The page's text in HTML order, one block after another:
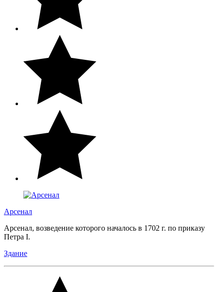
Арсенал
Арсенал, возведение которого началось в 1702 г. по приказу
Петра I.
Здание